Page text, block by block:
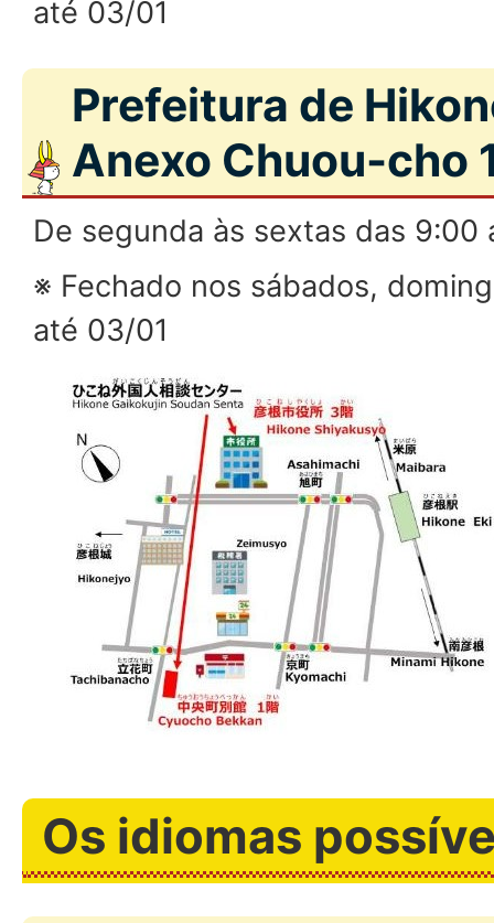
até 03/01
Prefeitura de
Anexo Chuou-cho
De segunda às sextas das 9:00
※ Fechado nos sábados,
até 03/01
Os idiomas